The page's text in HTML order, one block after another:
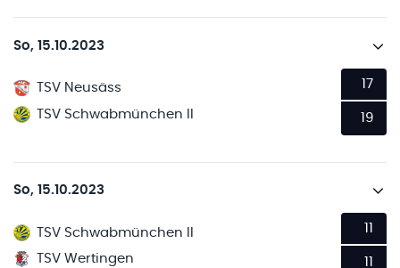
So, 15.10.2023
TSV Neusäss
TSV Schwabmünchen II
17
19
So, 15.10.2023
TSV Schwabmünchen II
TSV Wertingen